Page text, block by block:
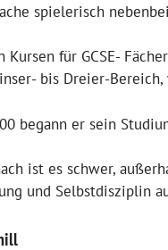
spielerisch
Kursen für GCSE-
bis Dreier-
begann er sein
ist es schwer,
und Selbstdisziplin